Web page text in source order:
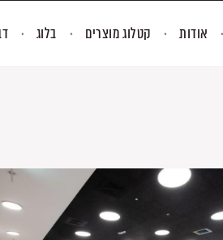
אודות קטלוג מוצרים בלוג